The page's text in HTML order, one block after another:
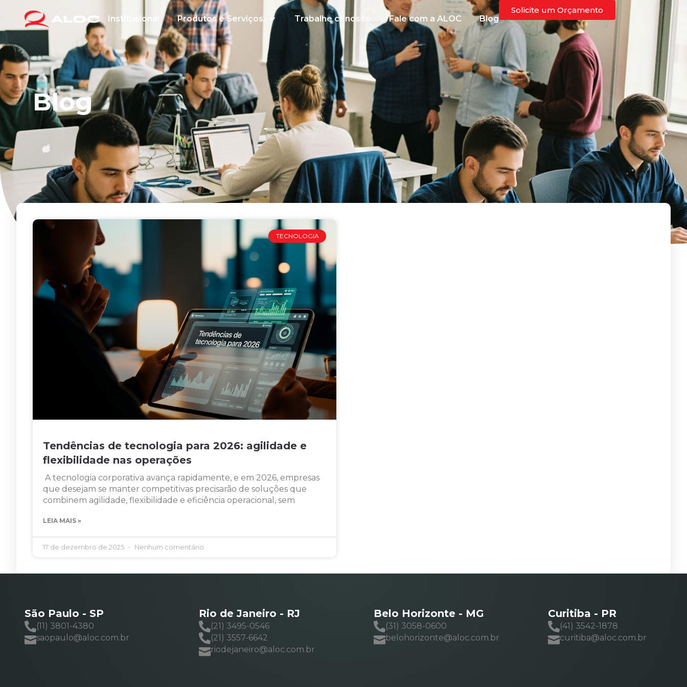
Institucional Produtos e Serviços Trabalhe conosco Fale com a ALOC Blog
Solicite um Orçamento
Blog
TECNOLOGIA
Tendências de tecnologia para 2026: agilidade e
flexibilidade nas operações
A tecnologia corporativa avança rapidamente, e em 2026, empresas
que desejam se manter competitivas precisarão de soluções que
combinem agilidade, flexibilidade e eficiência operacional, sem
LEIA MAIS »
17 de dezembro de 2025 Nenhum comentário
São Paulo - SP
(11) 3801-4380
saopaulo@aloc.com.br
Rio de Janeiro - RJ
(21) 3495-0546
(21) 3557-6642
riodejaneiro@aloc.com.br
Belo Horizonte - MG
(31) 3058-0600
belohorizonte@aloc.com.br
Curitiba - PR
(41) 3542-1878
curitiba@aloc.com.br